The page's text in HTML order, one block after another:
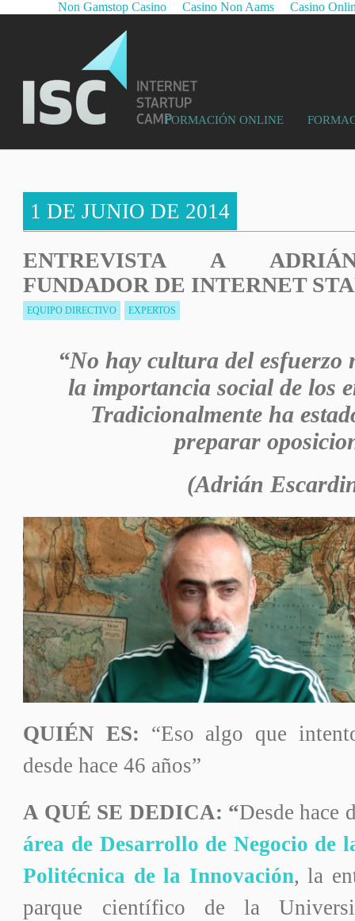
Non Gamstop Casino Casino Non Aams Casino
FORMACIÓN ONLINE
1 DE JUNIO DE 2014
ENTREVISTA A
FUNDADOR DE INTERNET
EQUIPO DIRECTIVO EXPERTOS
“No hay cultura del esfuerzo
la importancia social de los
Tradicionalmente ha
preparar
(Adrián
QUIÉN ES: “Eso algo que
desde hace 46 años”
A QUÉ SE DEDICA: “Desde hace
área de Desarrollo de Negocio de
Politécnica de la Innovación, la
parque científico de la